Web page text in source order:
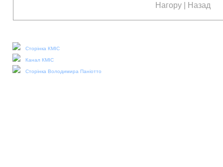
Нагору | Назад
Сторінка КМІС
Канал КМІС
Сторінка Володимира Паніотто